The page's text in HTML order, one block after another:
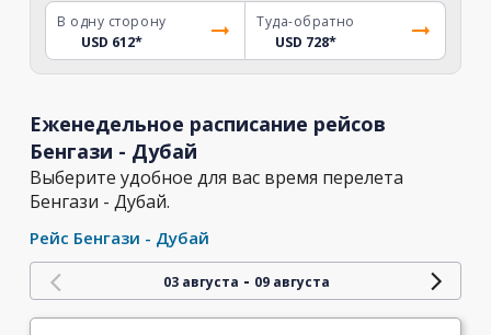
В одну сторону
USD 612*
Туда-обратно
USD 728*
Еженедельное расписание рейсов
Бенгази - Дубай
Выберите удобное для вас время перелета
Бенгази - Дубай.
Рейс Бенгази - Дубай
03 августа - 09 августа